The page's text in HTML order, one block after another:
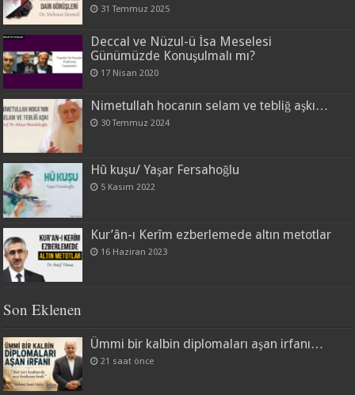
31 Temmuz 2025
Deccal ve Nüzul-ü İsa Meselesi
Günümüzde Konuşulmalı mı?
17 Nisan 2020
Nimetullah hocanın selam ve tebliğ aşkı…
30 Temmuz 2024
Hû kuşu/ Yaşar Fersahoğlu
5 Kasım 2022
Kur’ân-ı Kerîm ezberlemede altın metotlar
16 Haziran 2023
Son Eklenen
Ümmi bir kalbin diplomaları aşan irfanı…
21 saat önce